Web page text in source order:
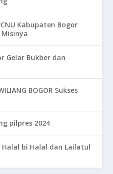
Kabupaten Bogor
Misinya
Gelar Bukber dan
BOGOR Sukses
pilpres 2024
Halal bi Halal dan Lailatul